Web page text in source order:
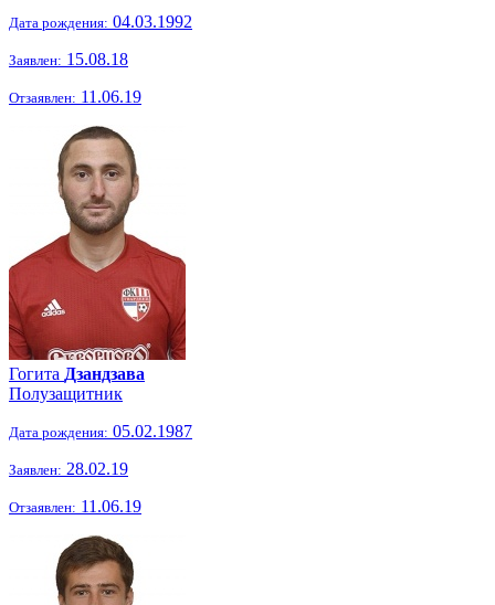
Дата рождения: 04.03.1992
Заявлен: 15.08.18
Отзаявлен: 11.06.19
Гогита Дзандзава
Полузащитник
Дата рождения: 05.02.1987
Заявлен: 28.02.19
Отзаявлен: 11.06.19